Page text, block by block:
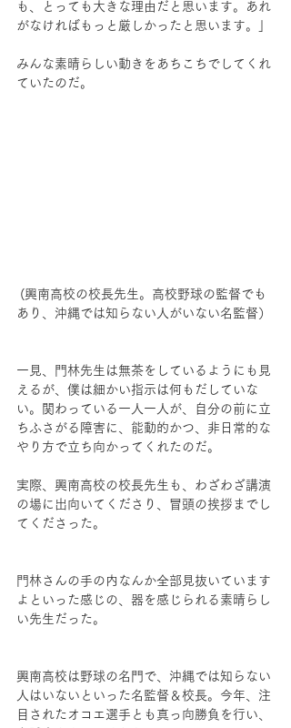
も、とっても大きな理由だと思います。あれ
がなければもっと厳しかったと思います。」
みんな素晴らしい動きをあちこちでしてくれ
ていたのだ。
あり、沖縄では知らない人がいない名監督）
一見、門林先生は無茶をしているようにも見
えるが、僕は細かい指示は何もだしていな
い。関わっている一人一人が、自分の前に立
ちふさがる障害に、能動的かつ、非日常的な
やり方で立ち向かってくれたのだ。
実際、興南高校の校長先生も、わざわざ講演
の場に出向いてくださり、冒頭の挨拶までし
てくださった。
門林さんの手の内なんか全部見抜いています
よといった感じの、器を感じられる素晴らし
い先生だった。
興南高校は野球の名門で、沖縄では知らない
人はいないといった名監督＆校長。今年、注
目されたオコエ選手とも真っ向勝負を行い、